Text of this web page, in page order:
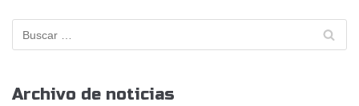
Archivo de noticias